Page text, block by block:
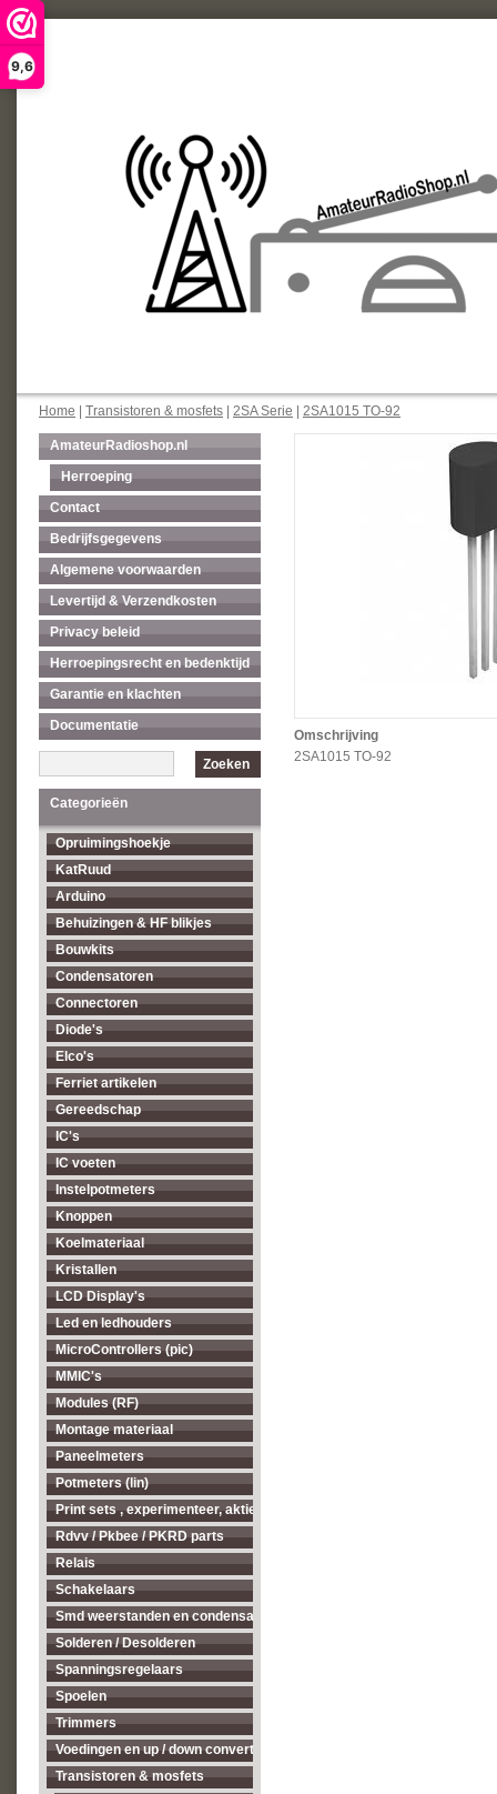
9,6
Home Transistoren & mosfets 2SA Serie 2SA1015 TO-92
AmateurRadioshop.nl
Herroeping
Contact
Bedrijfsgegevens
Algemene voorwaarden
Levertijd & Verzendkosten
Privacy beleid
Herroepingsrecht en bedenktijd
Garantie en klachten
Documentatie
Zoeken
Categorieën
Opruimingshoekje
KatRuud
Arduino
Behuizingen & HF blikjes
Bouwkits
Condensatoren
Connectoren
Diode's
Elco's
Ferriet artikelen
Gereedschap
IC's
IC voeten
Instelpotmeters
Knoppen
Koelmateriaal
Kristallen
LCD Display's
Led en ledhouders
MicroControllers (pic)
MMIC's
Modules (RF)
Montage materiaal
Paneelmeters
Potmeters (lin)
Print sets , experimenteer, aktieve antenne's enz...
Rdvv / Pkbee / PKRD parts
Relais
Schakelaars
Smd weerstanden en condensatoren
Solderen / Desolderen
Spanningsregelaars
Spoelen
Trimmers
Voedingen en up / down converters
Transistoren & mosfets
Omschrijving
2SA1015 TO-92